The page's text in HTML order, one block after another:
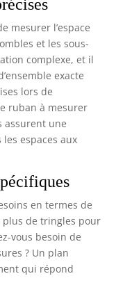
mesurer l’espace
et les sous-
complexe, et il
exacte
lors de
ruban à mesurer
assurent une
espaces aux
en termes de
plus de tringles pour
vous besoin de
? Un plan
qui répond